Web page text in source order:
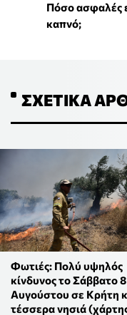
Πόσο ασφαλές
καπνό;
ΣΧΕΤΙΚΆ
Φωτιές: Πολύ υψηλός
κίνδυνος το Σάββατο 8
Αυγούστου σε Κρήτη
τέσσερα νησιά